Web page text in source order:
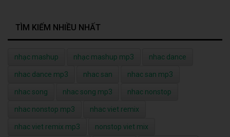
TÌM KIẾM NHIỀU NHẤT
nhạc mashup nhạc mashup mp3 nhac dance
nhac dance mp3 nhac san nhac san mp3
nhac song nhac song mp3 nhac nonstop
nhac nonstop mp3 nhac viet remix
nhac viet remix mp3 nonstop viet mix